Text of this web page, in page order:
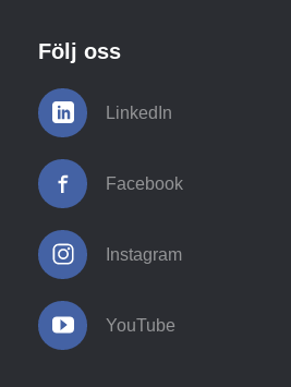
Följ oss
LinkedIn
Facebook
Instagram
YouTube